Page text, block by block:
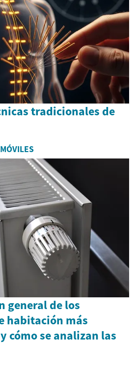
tradicionales de
general de los
habitación más
cómo se analizan las